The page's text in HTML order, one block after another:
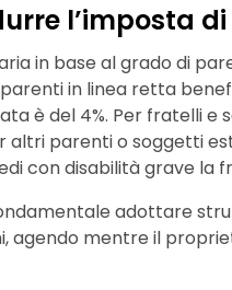
l’imposta
in base al grado di
in linea retta
è del 4%. Per fratelli e
altri parenti o soggetti
con disabilità grave la
adottare
agendo mentre il